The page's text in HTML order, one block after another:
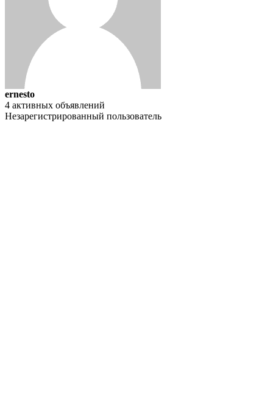
ernesto
4 активных объявлений
Незарегистрированный пользователь